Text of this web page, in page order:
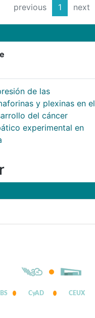
previous 1 next
de las
y plexinas en el
del cáncer
experimental en
CyAD CEUX